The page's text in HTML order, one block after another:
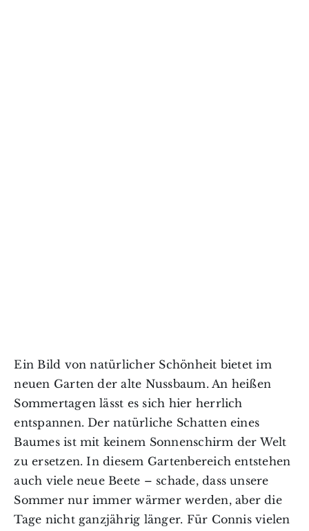
Ein Bild von natürlicher Schönheit bietet im
neuen Garten der alte Nussbaum. An heißen
Sommertagen lässt es sich hier herrlich
entspannen. Der natürliche Schatten eines
Baumes ist mit keinem Sonnenschirm der Welt
zu ersetzen. In diesem Gartenbereich entstehen
auch viele neue Beete – schade, dass unsere
Sommer nur immer wärmer werden, aber die
Tage nicht ganzjährig länger. Für Connis vielen